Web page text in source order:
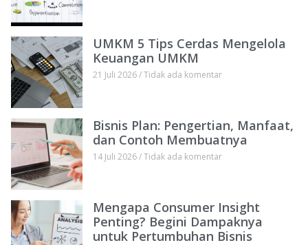
UMKM 5 Tips Cerdas Mengelola
Keuangan UMKM
21 Juli 2026 Tidak ada komentar
Bisnis Plan: Pengertian, Manfaat,
dan Contoh Membuatnya
14 Juli 2026 Tidak ada komentar
Mengapa Consumer Insight
Penting? Begini Dampaknya
untuk Pertumbuhan Bisnis